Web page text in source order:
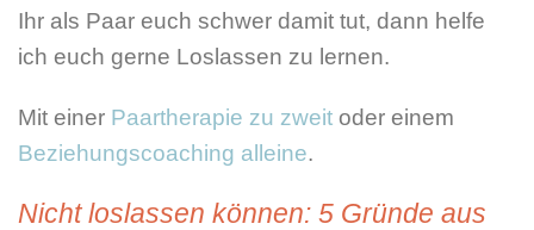
Ihr als Paar euch schwer damit tut, dann helfe
ich euch gerne Loslassen zu lernen.
Mit einer Paartherapie zu zweit oder einem
Beziehungscoaching alleine.
Nicht loslassen können: 5 Gründe aus